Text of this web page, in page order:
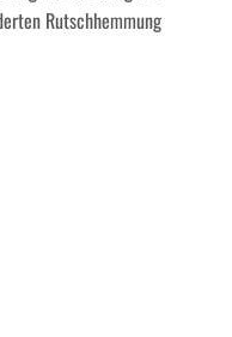
Rutschhemmung